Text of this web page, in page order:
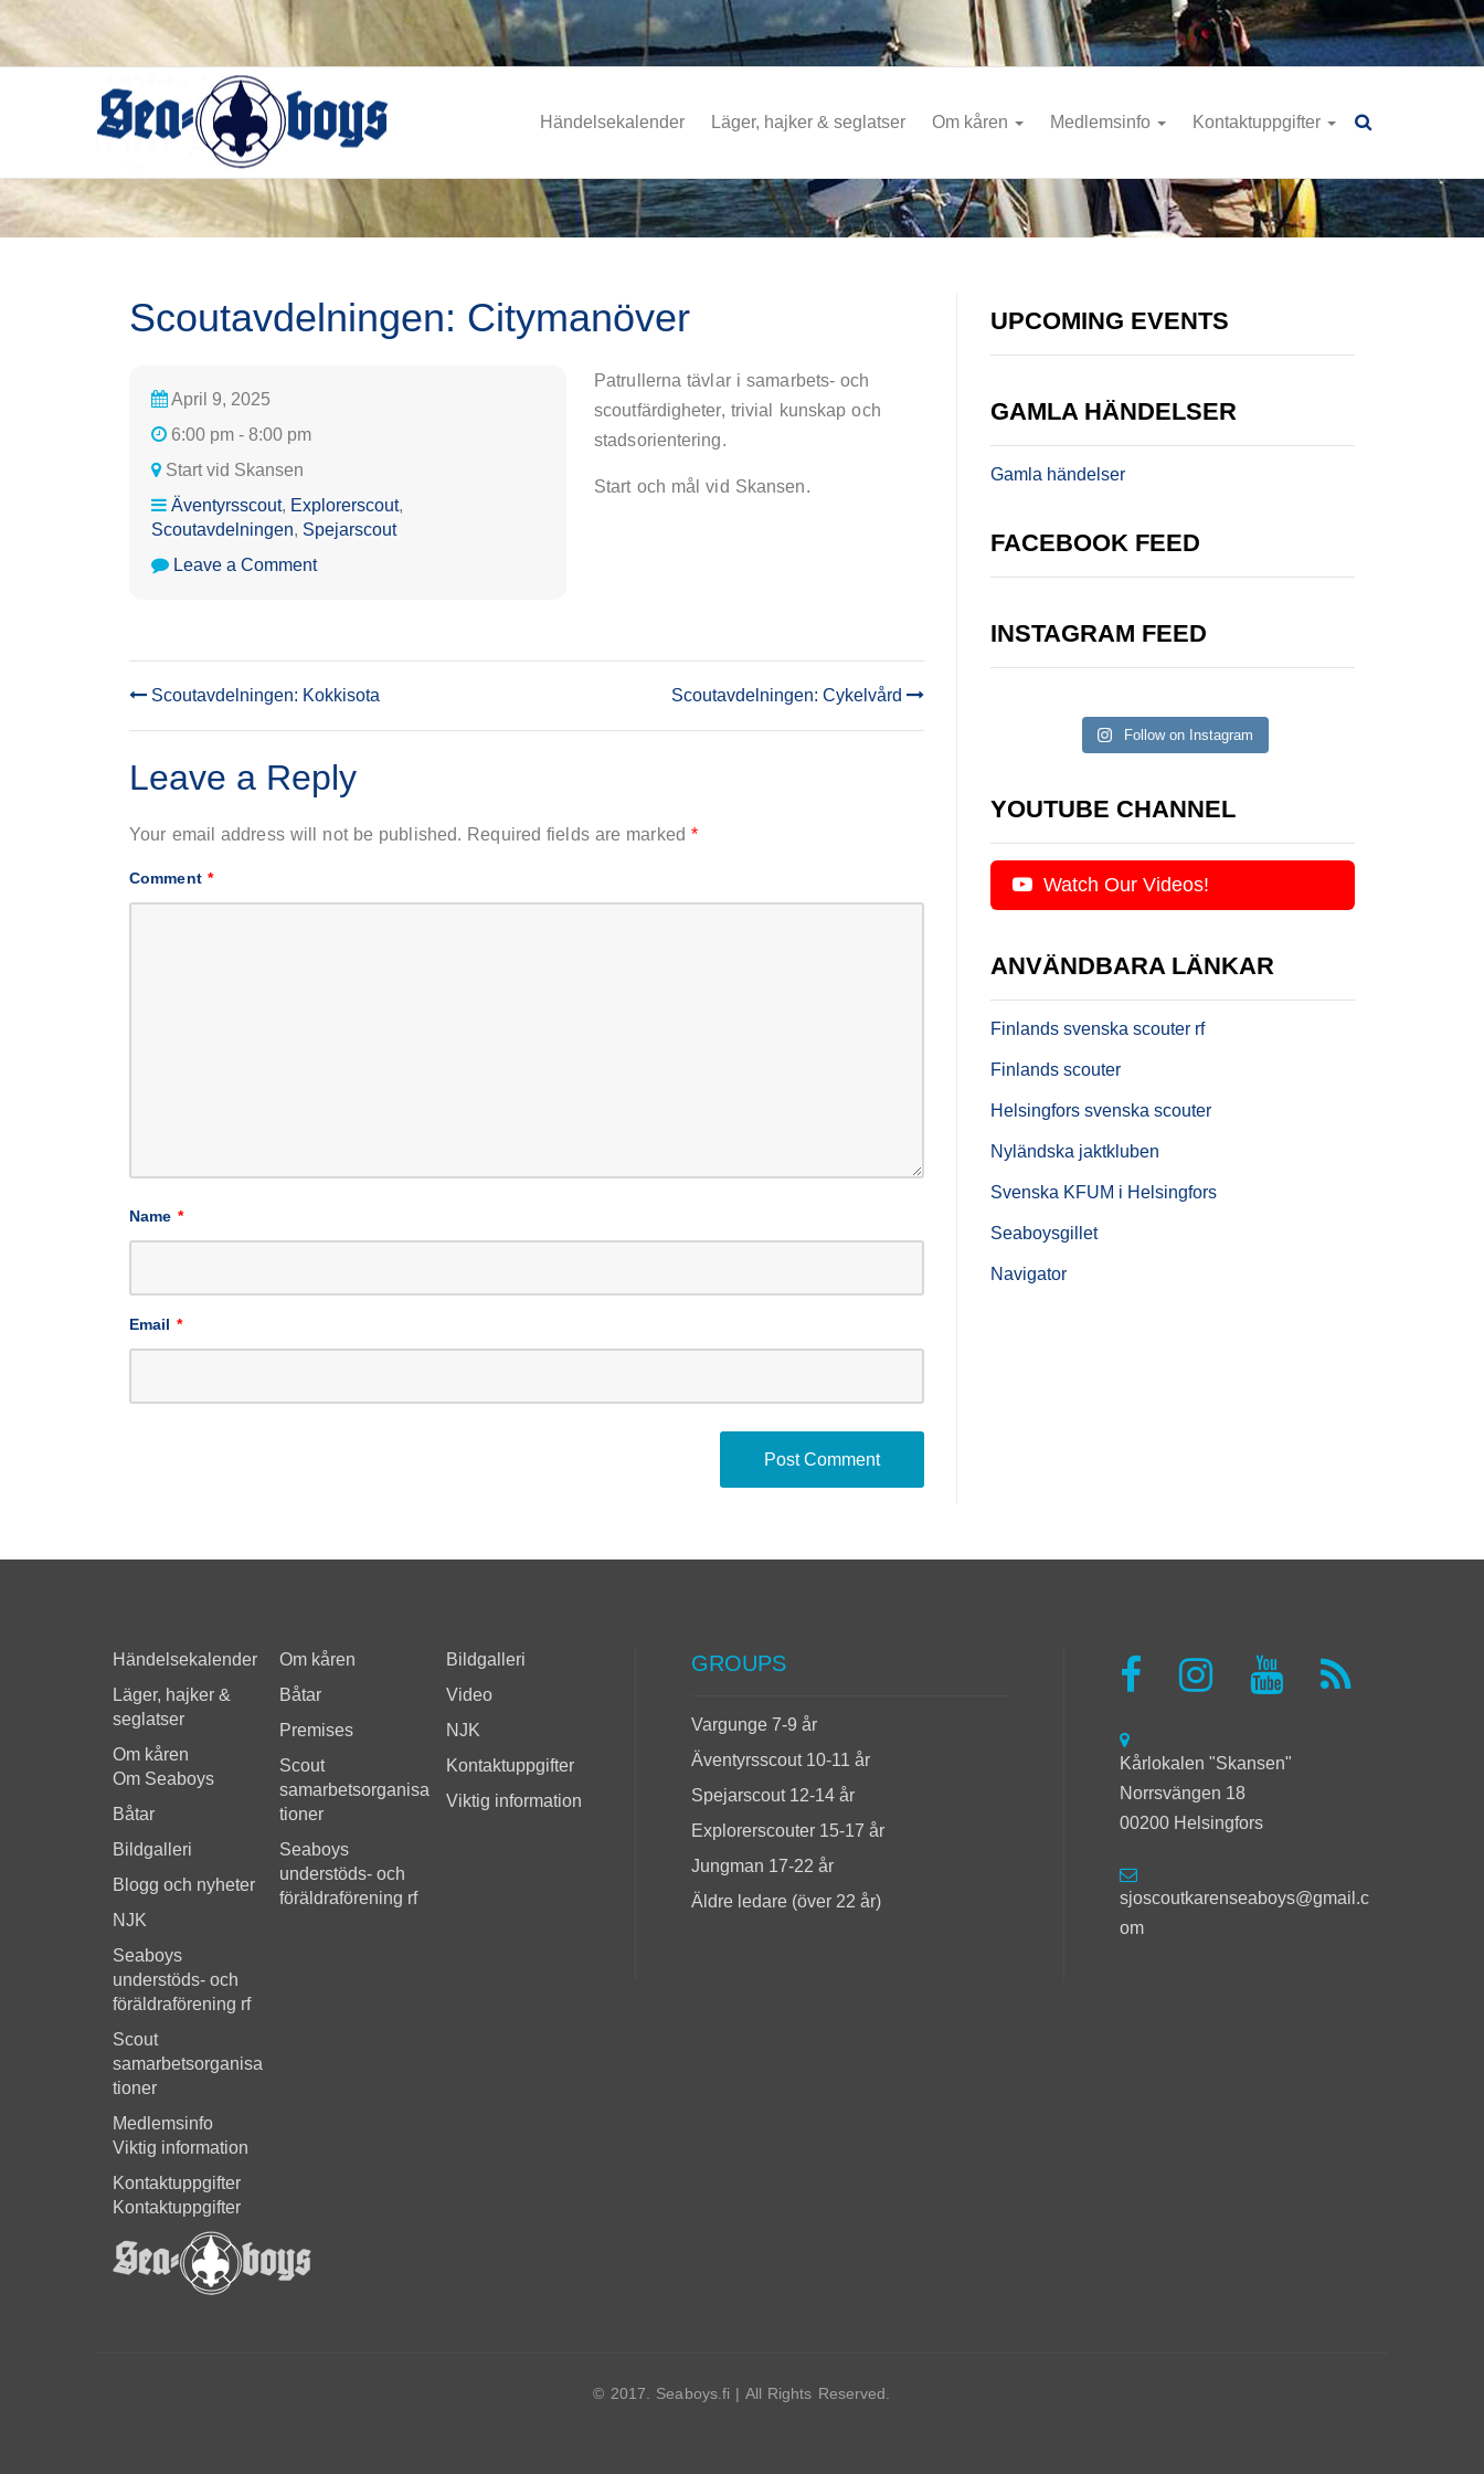
to
content
Händelsekalender Läger, hajker & seglatser Om kåren Medlemsinfo Kontaktuppgifter
Scoutavdelningen: Citymanöver
April 9, 2025
6:00 pm - 8:00 pm
Start vid Skansen
Äventyrsscout, Explorerscout,
Scoutavdelningen, Spejarscout
Leave a Commenton
Patrullerna tävlar i samarbets- och
scoutfärdigheter, trivial kunskap och
stadsorientering.
Start och mål vid Skansen.
POST
NAVIGATION
Scoutavdelningen: Kokkisota Scoutavdelningen: Cykelvård
Leave a Reply
Your email address will not be published. Required fields are marked *
Comment *
Name *
Email *
UPCOMING EVENTS
GAMLA HÄNDELSER
Gamla händelser
FACEBOOK FEED
INSTAGRAM FEED
Follow on Instagram
YOUTUBE CHANNEL
Watch Our Videos!
ANVÄNDBARA LÄNKAR
Finlands svenska scouter rf
Finlands scouter
Helsingfors svenska scouter
Nyländska jaktkluben
Svenska KFUM i Helsingfors
Seaboysgillet
Navigator
Händelsekalender
Läger, hajker &
seglatser
Om kåren
Om Seaboys
Båtar
Bildgalleri
Blogg och nyheter
NJK
Seaboys
understöds- och
föräldraförening rf
Scout
samarbetsorganisa
tioner
Medlemsinfo
Viktig information
Kontaktuppgifter
Kontaktuppgifter
Om kåren
Båtar
Premises
Scout
samarbetsorganisa
tioner
Seaboys
understöds- och
föräldraförening rf
Bildgalleri
Video
NJK
Kontaktuppgifter
Viktig information
GROUPS
Vargunge 7-9 år
Äventyrsscout 10-11 år
Spejarscout 12-14 år
Explorerscouter 15-17 år
Jungman 17-22 år
Äldre ledare (över 22 år)
Kårlokalen "Skansen"
Norrsvängen 18
00200 Helsingfors
sjoscoutkarenseaboys@gmail.c
om
© 2017. Seaboys.fi | All Rights Reserved.